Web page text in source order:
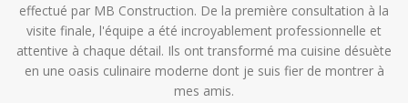
effectué par MB Construction. De la première consultation à la
visite finale, l'équipe a été incroyablement professionnelle et
attentive à chaque détail. Ils ont transformé ma cuisine désuète
en une oasis culinaire moderne dont je suis fier de montrer à
mes amis.